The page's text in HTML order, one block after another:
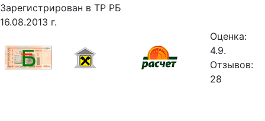
Зарегистрирован в ТР РБ
16.08.2013 г.
Оценка:
4.9.
Отзывов:
28